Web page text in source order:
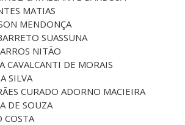
MATIAS
MENDONÇA
SUASSUNA
NITÃO
CAVALCANTI DE MORAIS
SILVA
CURADO ADORNO MACIEIRA
DE SOUZA
COSTA